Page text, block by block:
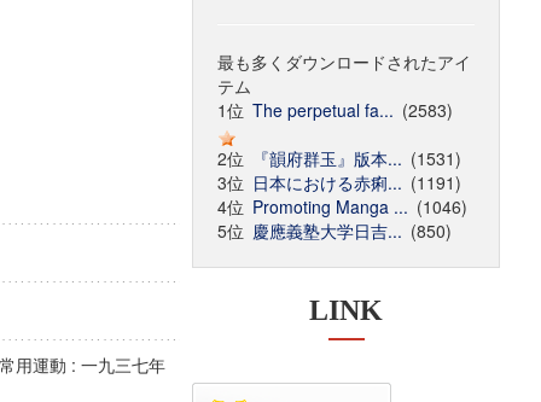
用運動 : 一九三七年
最も多くダウンロードされたアイ
テム
1位 The perpetual fa... (2583)
2位
『韻府群玉』版本... (1531)
3位 日本における赤痢... (1191)
4位 Promoting Manga ... (1046)
5位 慶應義塾大学日吉... (850)
LINK